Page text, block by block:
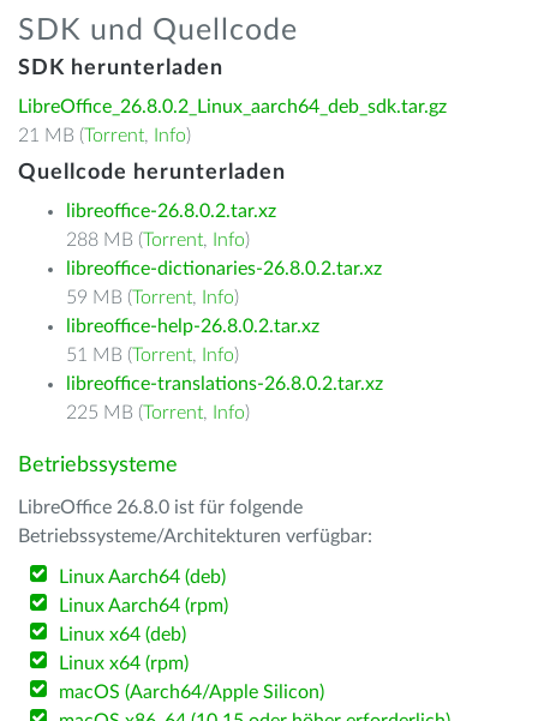
SDK und Quellcode
SDK herunterladen
LibreOffice_26.8.0.2_Linux_aarch64_deb_sdk.tar.gz
21 MB (Torrent, Info)
Quellcode herunterladen
libreoffice-26.8.0.2.tar.xz
288 MB (Torrent, Info)
libreoffice-dictionaries-26.8.0.2.tar.xz
59 MB (Torrent, Info)
libreoffice-help-26.8.0.2.tar.xz
51 MB (Torrent, Info)
libreoffice-translations-26.8.0.2.tar.xz
225 MB (Torrent, Info)
Betriebssysteme
LibreOffice 26.8.0 ist für folgende
Betriebssysteme/Architekturen verfügbar:
Linux Aarch64 (deb)
Linux Aarch64 (rpm)
Linux x64 (deb)
Linux x64 (rpm)
macOS (Aarch64/Apple Silicon)